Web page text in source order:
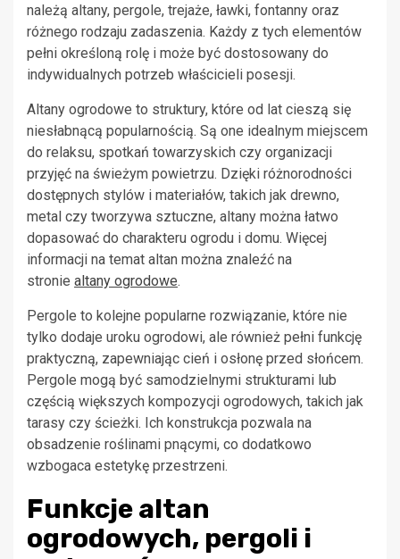
należą altany, pergole, trejaże, ławki, fontanny oraz
różnego rodzaju zadaszenia. Każdy z tych elementów
pełni określoną rolę i może być dostosowany do
indywidualnych potrzeb właścicieli posesji.
Altany ogrodowe to struktury, które od lat cieszą się
niesłabnącą popularnością. Są one idealnym miejscem
do relaksu, spotkań towarzyskich czy organizacji
przyjęć na świeżym powietrzu. Dzięki różnorodności
dostępnych stylów i materiałów, takich jak drewno,
metal czy tworzywa sztuczne, altany można łatwo
dopasować do charakteru ogrodu i domu. Więcej
informacji na temat altan można znaleźć na
stronie altany ogrodowe.
Pergole to kolejne popularne rozwiązanie, które nie
tylko dodaje uroku ogrodowi, ale również pełni funkcję
praktyczną, zapewniając cień i osłonę przed słońcem.
Pergole mogą być samodzielnymi strukturami lub
częścią większych kompozycji ogrodowych, takich jak
tarasy czy ścieżki. Ich konstrukcja pozwala na
obsadzenie roślinami pnącymi, co dodatkowo
wzbogaca estetykę przestrzeni.
Funkcje altan
ogrodowych, pergoli i